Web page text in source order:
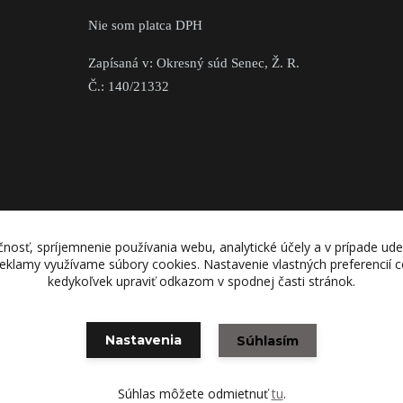
Nie som platca DPH
Zapísaná v: Okresný súd Senec, Ž. R.
Č.: 140/21332
Vytvorené na
spríjemnenie používania webu, analytické účely a v prípade
využívame súbory cookies. Nastavenie vlastných preferencií
kedykoľvek upraviť odkazom v spodnej časti stránok.
Nastavenia Súhlasím
Súhlas môžete odmietnuťtu.